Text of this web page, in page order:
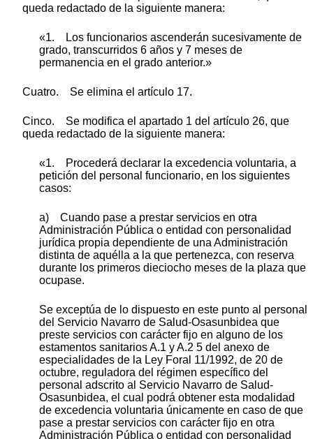
queda redactado de la siguiente manera:
«1. Los funcionarios ascenderán sucesivamente de
grado, transcurridos 6 años y 7 meses de
permanencia en el grado anterior.»
Cuatro. Se elimina el artículo 17.
Cinco. Se modifica el apartado 1 del artículo 26, que
queda redactado de la siguiente manera:
«1. Procederá declarar la excedencia voluntaria, a
petición del personal funcionario, en los siguientes
casos:
a) Cuando pase a prestar servicios en otra
Administración Pública o entidad con personalidad
jurídica propia dependiente de una Administración
distinta de aquélla a la que pertenezca, con reserva
durante los primeros dieciocho meses de la plaza que
ocupase.
Se exceptúa de lo dispuesto en este punto al personal
del Servicio Navarro de Salud-Osasunbidea que
preste servicios con carácter fijo en alguno de los
estamentos sanitarios A.1 y A.2 5 del anexo de
especialidades de la Ley Foral 11/1992, de 20 de
octubre, reguladora del régimen específico del
personal adscrito al Servicio Navarro de Salud-
Osasunbidea, el cual podrá obtener esta modalidad
de excedencia voluntaria únicamente en caso de que
pase a prestar servicios con carácter fijo en otra
Administración Pública o entidad con personalidad